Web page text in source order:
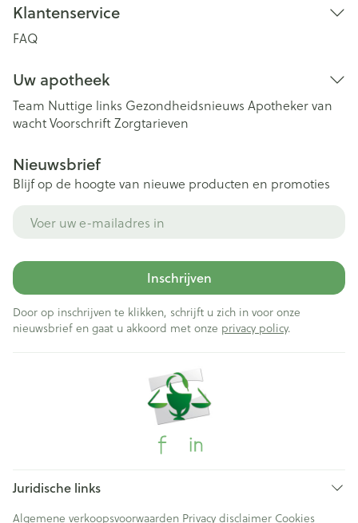
Klantenservice
FAQ
Uw apotheek
Team Nuttige links Gezondheidsnieuws Apotheker van
wachtVoorschriftZorgtarieven
Nieuwsbrief
Blijf op de hoogte van nieuwe producten en promoties
Inschrijven
Door op inschrijven te klikken, schrijft u zich in voor onze
nieuwsbrief en gaat u akkoord met onze privacy policy.
Juridische links
Algemene verkoopsvoorwaarden Privacy disclaimer Cookies